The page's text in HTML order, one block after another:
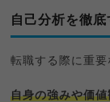
自己分析を徹底
転職する際に重要
自身の強みや価